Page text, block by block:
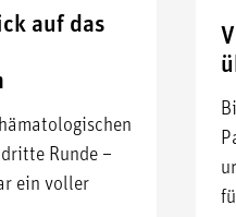
auf das
Runde –
ein voller